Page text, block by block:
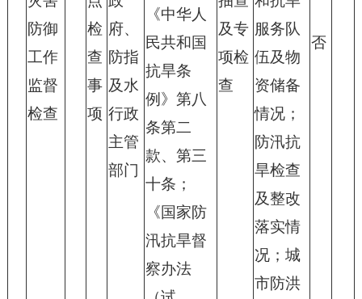
防御
工作
监督
检查
检
查
事
项
府、
防指
及水
行政
主管
部门
《中华人
民共和国
抗旱条
例》第八
条第二
款、第三
十条；
《国家防
汛抗旱督
察办法
及专
项检
查
服务队
伍及物
资储备
情况；
防汛抗
旱检查
及整改
落实情
况；城
市防洪
否